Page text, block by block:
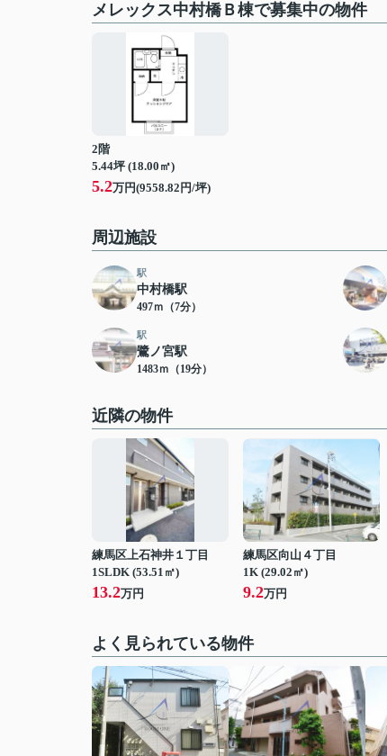
メレックス中村橋Ｂ棟で募集中の物件
2階
5.44坪 (18.00㎡)
5.2万円(9558.82円/坪)
周辺施設
駅
中村橋駅
497ｍ（7分）
駅
鷺ノ宮駅
1483ｍ（19分）
近隣の物件
練馬区上石神井１丁目
1SLDK (53.51㎡)
13.2万円
練馬区向山４丁目
1K (29.02㎡)
9.2万円
よく見られている物件